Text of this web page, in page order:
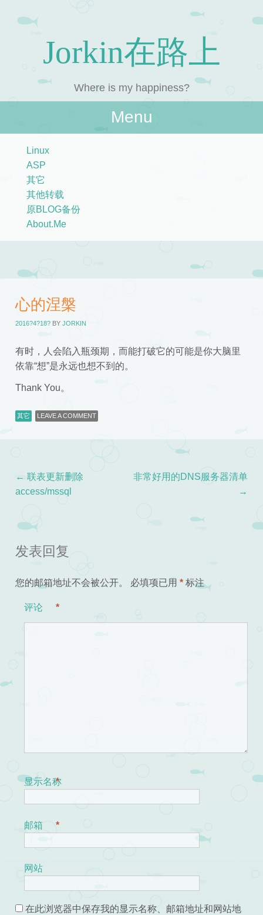
Jorkin在路上
Where is my happiness?
Menu
Linux
ASP
其它
其他转载
原BLOG备份
About.Me
心的涅槃
2016?4?18?BY JORKIN
有时，人会陷入瓶颈期，而能打破它的可能是你大脑里
依靠“想”是永远也想不到的。
Thank You。
其它 LEAVE A COMMENT
Post navigation
← 联表更新删除
access/mssql
非常好用的DNS服务器清单
→
发表回复
您的邮箱地址不会被公开。 必填项已用 *标注
评论 *
显示名称
*
邮箱 *
网站
在此浏览器中保存我的显示名称、邮箱地址和网站地